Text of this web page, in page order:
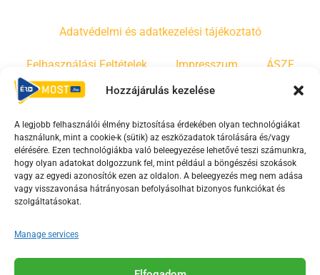
Hozzájárulás kezelése
A legjobb felhasználói élmény biztosítása érdekében olyan technológiákat
használunk, mint a cookie-k (sütik) az eszközadatok tárolására és/vagy
elérésére. Ezen technológiákba való beleegyezése lehetővé teszi számunkra,
hogy olyan adatokat dolgozzunk fel, mint például a böngészési szokások
vagy az egyedi azonosítók ezen az oldalon. A beleegyezés meg nem adása
vagy visszavonása hátrányosan befolyásolhat bizonyos funkciókat és
szolgáltatásokat.
Manage services
Adatvédelmi és adatkezelési tájékoztató
Felhasználási Feltételek Impresszum ÁSZF
Irányelvek Moderálási szabályzat
F
a
c
e
o
o
Y
o
u
t
b
e
T
i
k
Az Érd Média médiaszolgáltatási tevékenységét a